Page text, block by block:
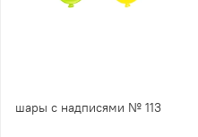
шары с надписями № 113